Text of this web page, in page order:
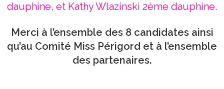
dauphine, et Kathy Wlazinski 2ème dauphine.
Merci à l’ensemble des 8 candidates ainsi
qu’au Comité Miss Périgord et à l’ensemble
des partenaires.